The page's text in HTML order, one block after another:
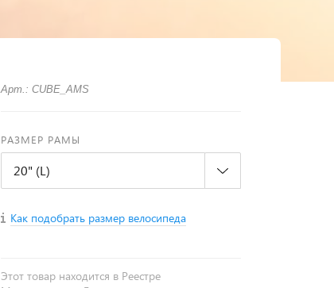
Арт.: CUBE_AMS
РАЗМЕР РАМЫ
20" (L)
Как подобрать размер велосипеда
Этот товар находится в Реестре